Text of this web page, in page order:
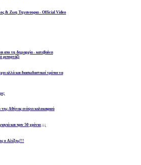
& Ζωη Τηγανουρια - Official Video
απο τη δημαρχία - κατεβαίνει
ρεπορτάζ)
αλλά και διασκεδαστικοί τρόποι να
Αθήνας ενόψει καλοκαιριού
και πριν 50 χρόνια ;;;
ο Αλέξης!!!